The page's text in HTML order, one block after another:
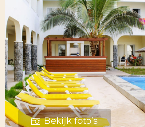
Bekijk foto’s